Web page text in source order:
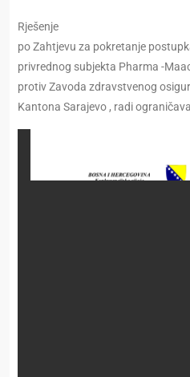
Rješenje
po Zahtjevu za pokretanje
privrednog subjekta Pharma -
protiv Zavoda zdravstvenog
Kantona Sarajevo , radi